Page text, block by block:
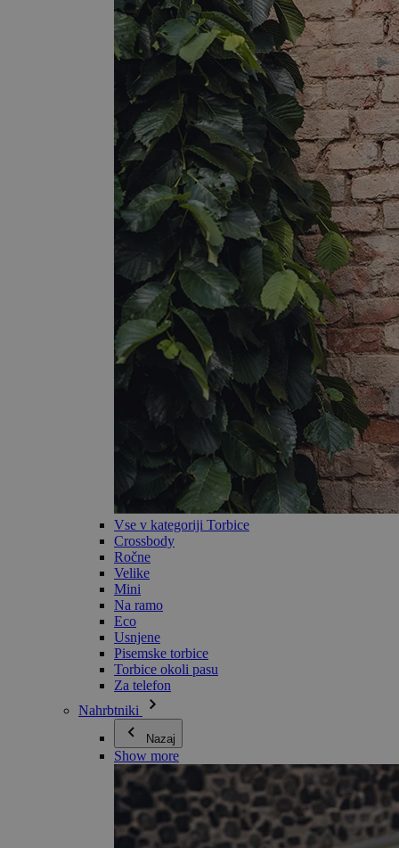
Vse v kategoriji Torbice
Crossbody
Ročne
Velike
Mini
Na ramo
Eco
Usnjene
Pisemske torbice
Torbice okoli pasu
Za telefon
Nahrbtniki
Nazaj
Show more